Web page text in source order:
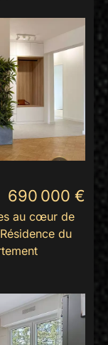
690 000 €
au cœur de
du